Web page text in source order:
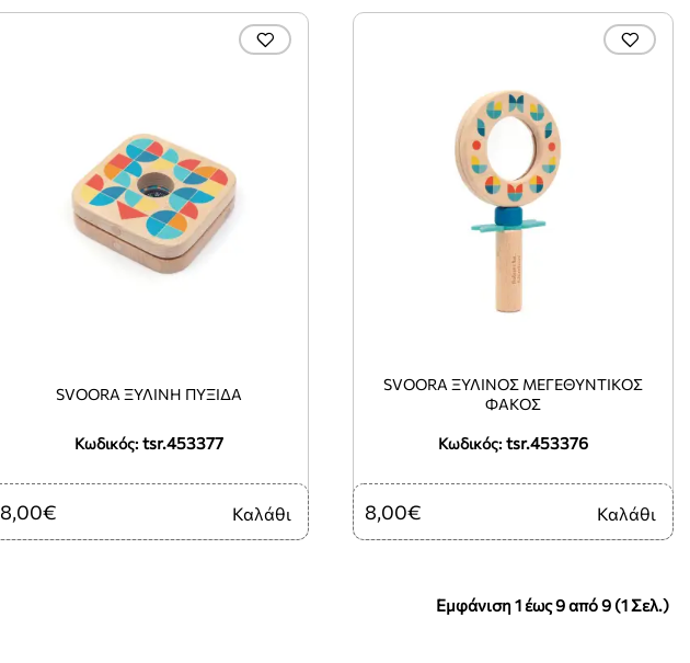
Κωδικός: tsr.453377
SVOORA ΞΎΛΙΝΗ ΠΥΞΊΔΑ
8,00€ Καλάθι
Κωδικός: tsr.453376
SVOORA ΞΎΛΙΝΟΣ ΜΕΓΕΘΥΝΤΙΚΌΣ
ΦΑΚΌΣ
8,00€ Καλάθι
Εμφάνιση 1 έως 9 από 9 (1 Σελ.)